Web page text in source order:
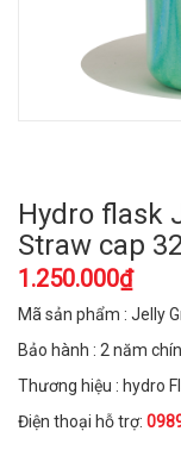
Hydro flask
Straw cap
1.250.000₫
Mã sản phẩm : Jelly
Bảo hành : 2 năm
Thương hiệu : hydro
Điện thoại hỗ trợ: